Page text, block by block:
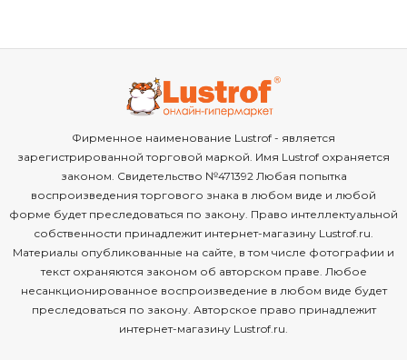
Фирменное наименование Lustrof - является
зарегистрированной торговой маркой. Имя Lustrof охраняется
законом. Свидетельство №471392 Любая попытка
воспроизведения торгового знака в любом виде и любой
форме будет преследоваться по закону. Право интеллектуальной
собственности принадлежит интернет-магазину Lustrof.ru.
Материалы опубликованные на сайте, в том числе фотографии и
текст охраняются законом об авторском праве. Любое
несанкционированное воспроизведение в любом виде будет
преследоваться по закону. Авторское право принадлежит
интернет-магазину Lustrof.ru.